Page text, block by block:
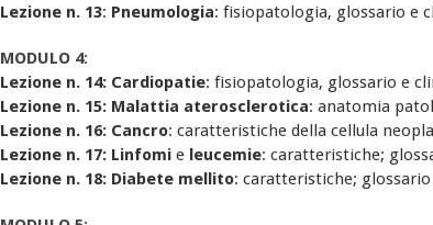
Lezione n. 13: Pneumologia: fisiopatologia, glossario e
MODULO 4:
Lezione n. 14: Cardiopatie: fisiopatologia, glossario e
Lezione n. 15: Malattia aterosclerotica: anatomia
Lezione n. 16: Cancro: caratteristiche della cellula
Lezione n. 17: Linfomie leucemie: caratteristiche;
Lezione n. 18: Diabete mellito: caratteristiche; glossario